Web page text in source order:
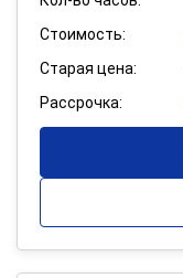
Стоимость:
Старая цена:
Рассрочка: